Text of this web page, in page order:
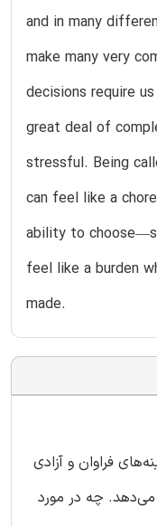
and in many
make many very
decisions require
great deal of
stressful. Being
can feel like a
ability to
feel like a burden
made.
فراوان و آزادی
می‌دهد. چه در مورد